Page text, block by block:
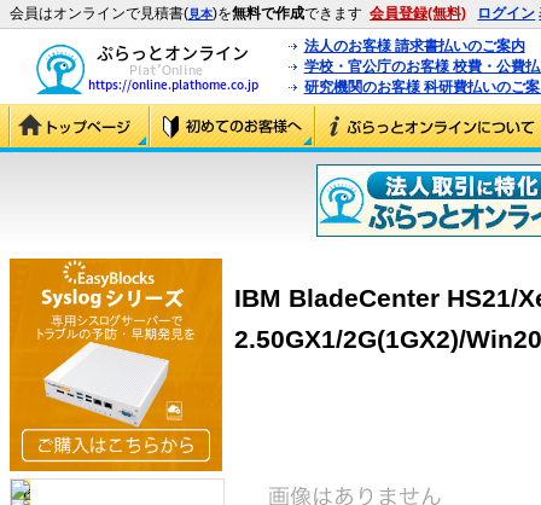
会員はオンラインで見積書(見本)を無料で作成できます 会員登録(無料) ログイン
法人のお客様 請求書払いのご案内
学校・官公庁のお客様 校費・公費
研究機関のお客様 科研費払いのご
IBM BladeCenter HS21/
2.50GX1/2G(1GX2)/